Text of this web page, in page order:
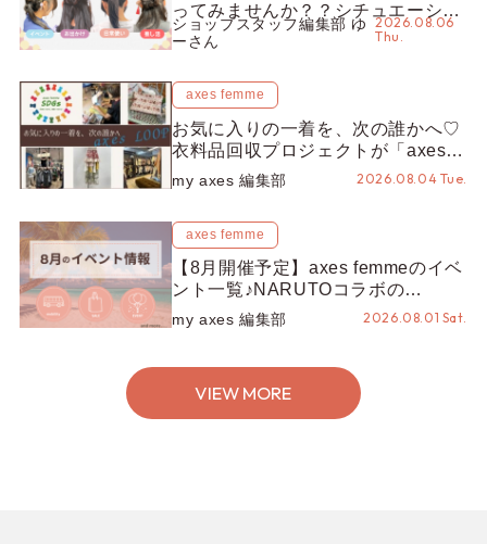
ってみませんか？？シチュエーショ
ン別“かんざし”のオススメ【ショッ
プスタッフ編集部】
ショップスタッフ編集部 ゆ
ーさん
2026.08.06
Thu.
axes femme
お気に入りの一着を、次の誰かへ♡
衣料品回収プロジェクトが「axes
LOOP」にアップデート！活用する
とポイントが手に入る◎
my axes 編集部 2026.08.04 Tue.
axes femme
【8月開催予定】axes femmeのイベ
ント一覧♪NARUTOコラボの
REZEN POPUPから、プチYour
Stage.、ティーパーティまで！8月
my axes 編集部 2026.08.01 Sat.
VIEW MORE